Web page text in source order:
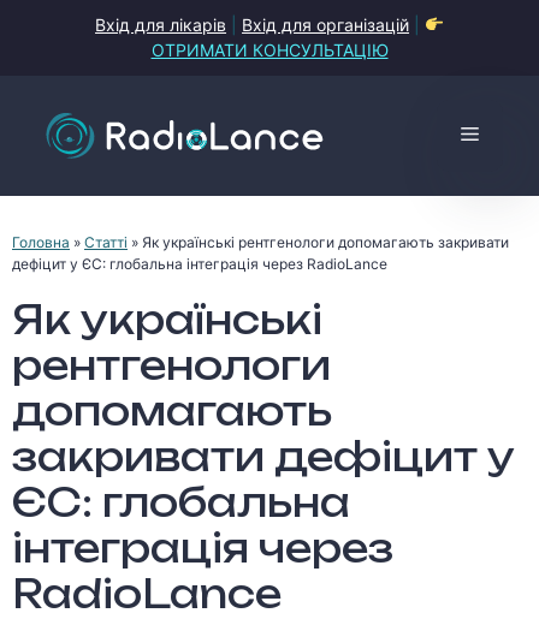
Вхід для лікарів Вхід для організацій
ОТРИМАТИ КОНСУЛЬТАЦІЮ
Меню
Головна » Статті » Як українські рентгенологи допомагають закривати
дефіцит у ЄС: глобальна інтеграція через RadioLance
Як українські
рентгенологи
допомагають
закривати дефіцит у
ЄС: глобальна
інтеграція через
RadioLance